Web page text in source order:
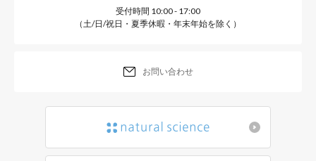
受付時間 10:00 - 17:00
（土/日/祝日・夏季休暇・年末年始を除く）
お問い合わせ